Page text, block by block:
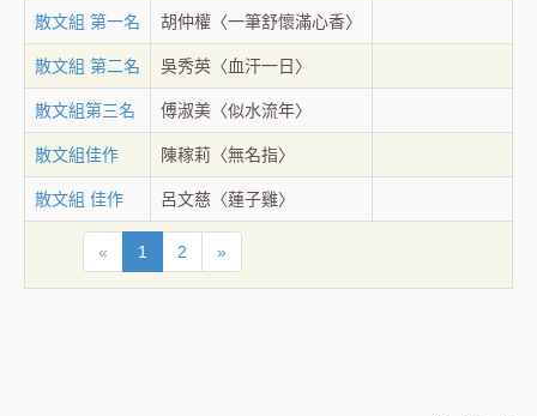
散文組 第一名 胡仲權〈一筆舒懷滿心香〉
散文組 第二名 吳秀英〈血汗一日〉
散文組第三名 傅淑美〈似水流年〉
散文組佳作 陳稼莉〈無名指〉
散文組 佳作 呂文慈〈蓮子雞〉
« 1 2 »